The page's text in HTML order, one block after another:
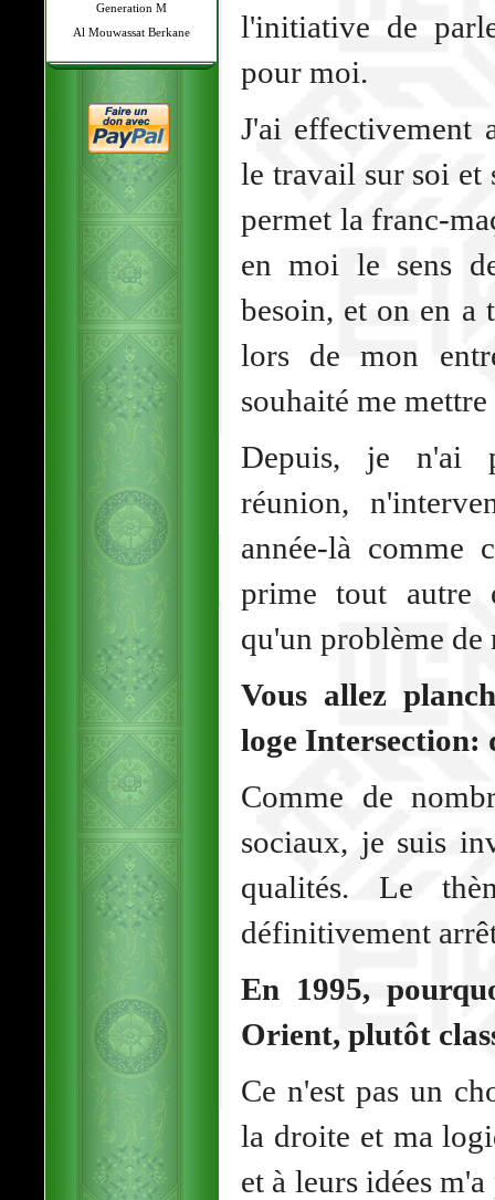
Generation M
Al Mouwassat Berkane
l'initiative de
pour moi.
J'ai effectivement
le travail sur soi et
permet la franc-
en moi le sens
besoin, et on en a
lors de mon
souhaité me
Depuis, je n'ai
réunion,
année-là comme
prime tout autre
qu'un problème de
Vous allez
loge Intersection:
Comme de
sociaux, je suis
qualités. Le
définitivement
En 1995,
Orient, plutôt
Ce n'est pas un
la droite et ma
et à leurs idées